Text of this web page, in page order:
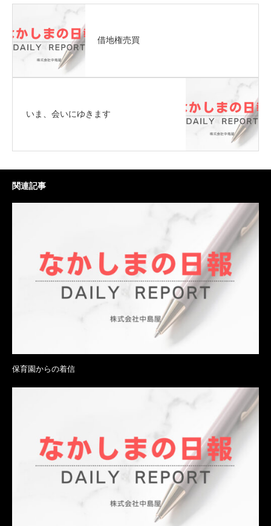
借地権売買
いま、会いにゆきます
関連記事
保育園からの着信